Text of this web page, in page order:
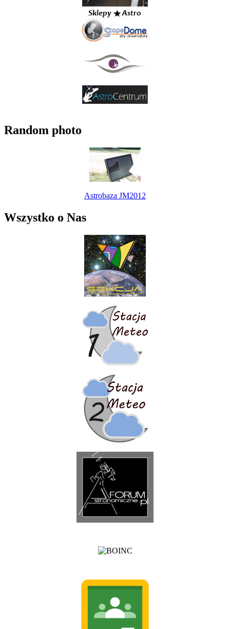
Random photo
Astrobaza JM2012
Wszystko o Nas